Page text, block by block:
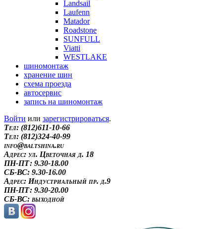
Landsail
Laufenn
Matador
Roadstone
SUNFULL
Viatti
WESTLAKE
шиномонтаж
хранение шин
схема проезда
автосервис
запись на шиномонтаж
Войти или зарегистрироваться.
Tел: (812)611-10-66
Tел: (812)324-40-99
info@baltshina.ru
Адрес: ул. Цветочная д. 18
ПН-ПТ: 9.30-18.00
СБ-ВС: 9.30-16.00
Адрес: Индустриальный пр. д.9
ПН-ПТ: 9.30-20.00
СБ-ВС: выходной